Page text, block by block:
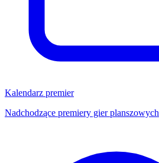
Kalendarz premier
Nadchodzące premiery gier planszowych